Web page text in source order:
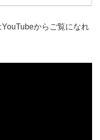
からご覧になれ